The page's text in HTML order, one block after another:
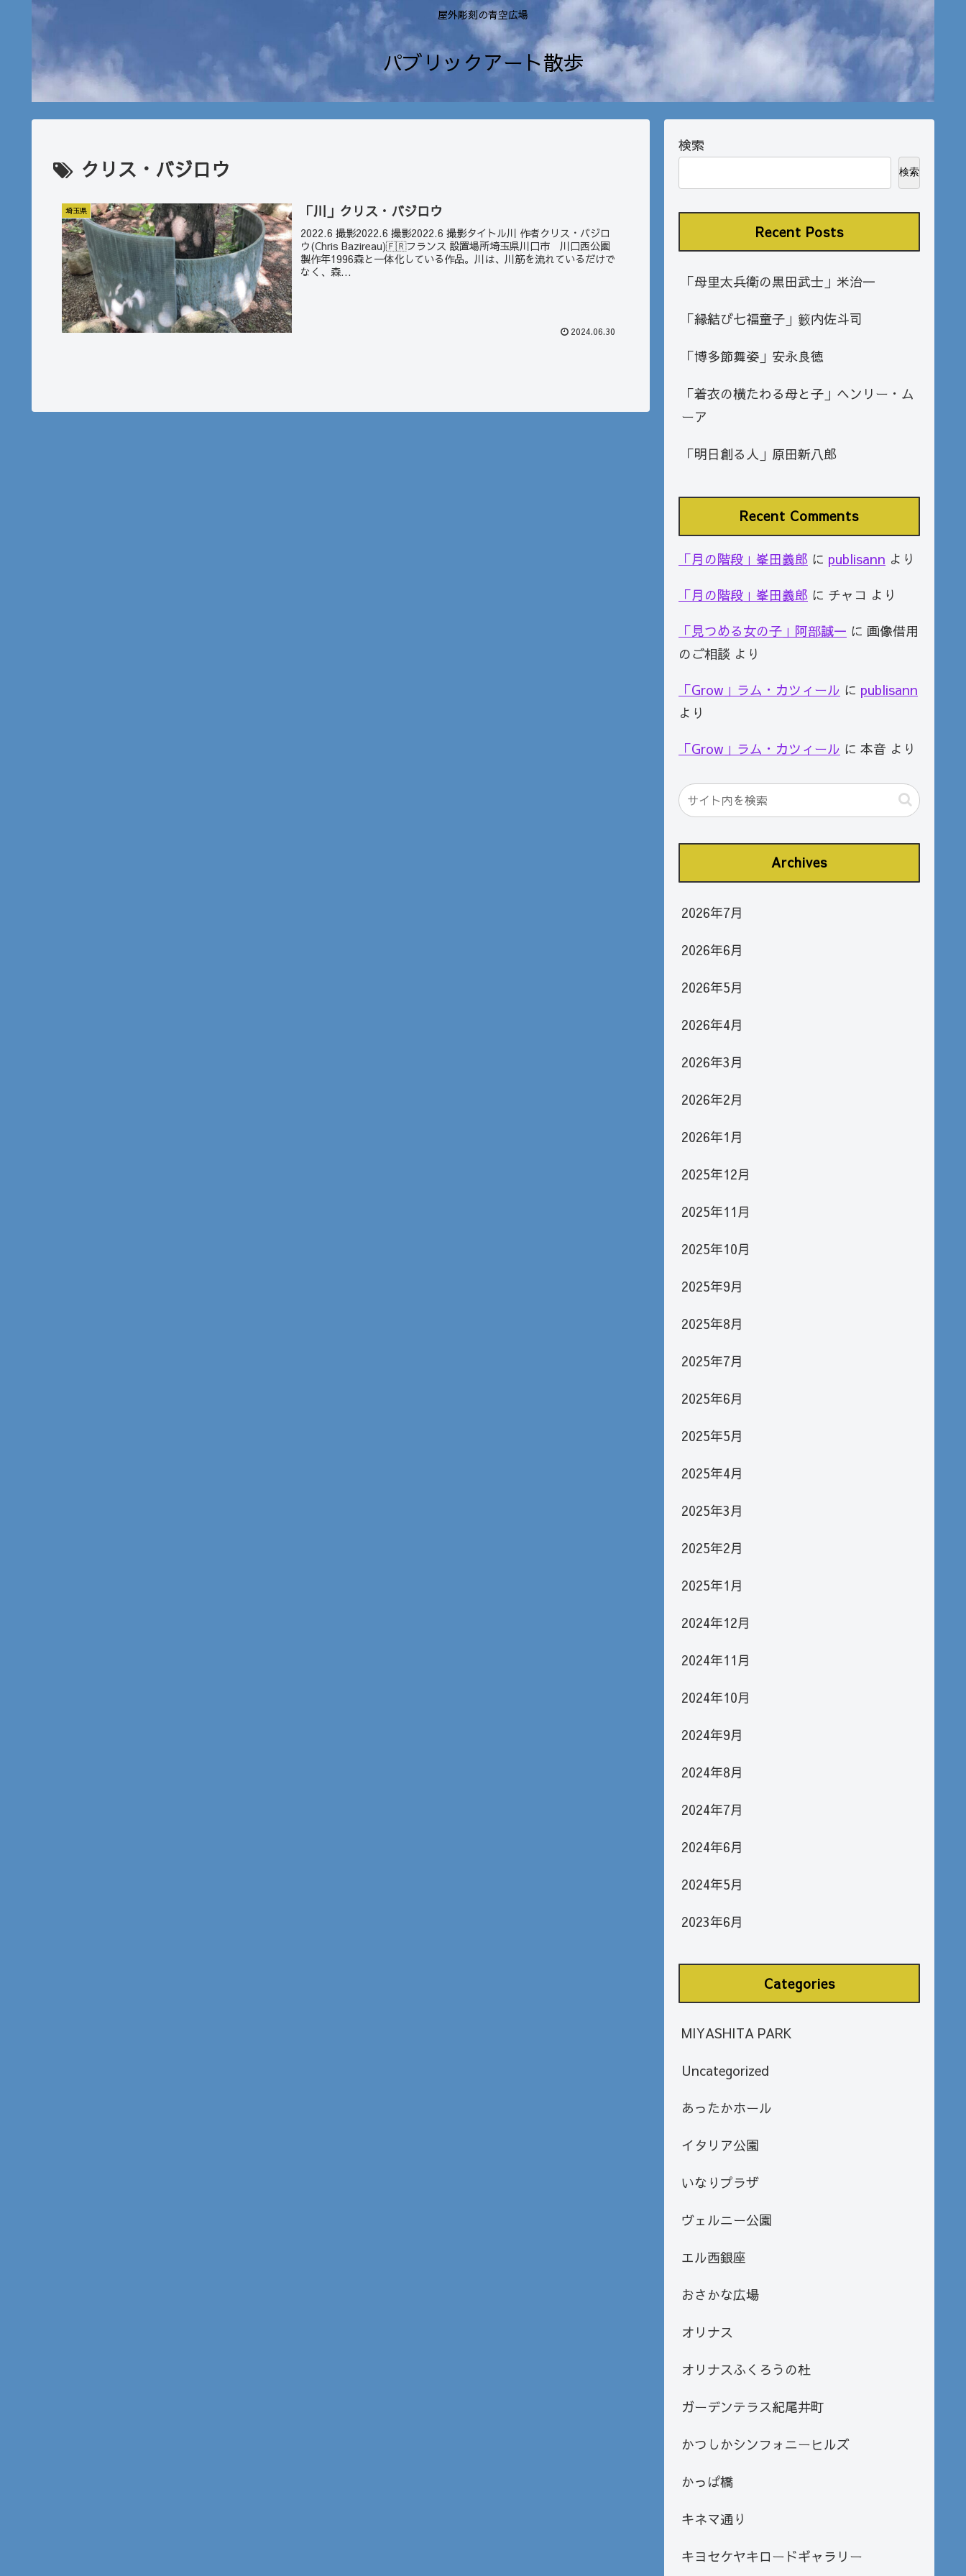
屋外彫刻の青空広場
パブリックアート散歩
クリス・バジロウ
埼玉県 「川」クリス・バジロウ
2022.6 撮影2022.6 撮影2022.6 撮影タイトル川 作者クリス・バジロ
ウ(Chris Bazireau)🇫🇷フランス 設置場所埼玉県川口市 川口西公園
製作年1996森と一体化している作品。川は、川筋を流れているだけで
なく、森...
2024.06.30
検索
検索
Recent Posts
「母里太兵衛の黒田武士」米治一
「縁結び七福童子」籔内佐斗司
「博多節舞姿」安永良徳
「着衣の横たわる母と子」ヘンリー・ム
ーア
「明日創る人」原田新八郎
Recent Comments
「月の階段」峯田義郎 に publisann より
「月の階段」峯田義郎 に チャコ より
「見つめる女の子」阿部誠一 に 画像借用
のご相談 より
「Grow」ラム・カツィール に publisann
より
「Grow」ラム・カツィール に 本音 より
Archives
2026年7月
2026年6月
2026年5月
2026年4月
2026年3月
2026年2月
2026年1月
2025年12月
2025年11月
2025年10月
2025年9月
2025年8月
2025年7月
2025年6月
2025年5月
2025年4月
2025年3月
2025年2月
2025年1月
2024年12月
2024年11月
2024年10月
2024年9月
2024年8月
2024年7月
2024年6月
2024年5月
2023年6月
Categories
MIYASHITA PARK
Uncategorized
あったかホール
イタリア公園
いなりプラザ
ヴェルニー公園
エル西銀座
おさかな広場
オリナス
オリナスふくろうの杜
ガーデンテラス紀尾井町
かつしかシンフォニーヒルズ
かっぱ橋
キネマ通り
キヨセケヤキロードギャラリー